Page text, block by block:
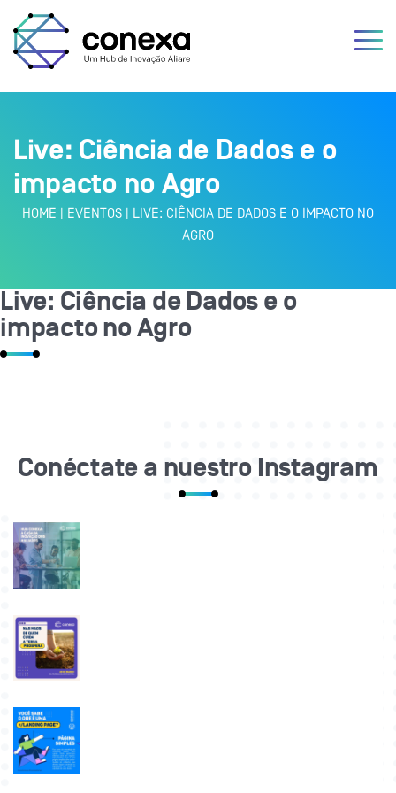
Live: Ciência de Dados e o
impacto no Agro
HOME | EVENTOS | LIVE: CIÊNCIA DE DADOS E O IMPACTO NO
AGRO
Live: Ciência de Dados e o
impacto no Agro
Conéctate a nuestro Instagram